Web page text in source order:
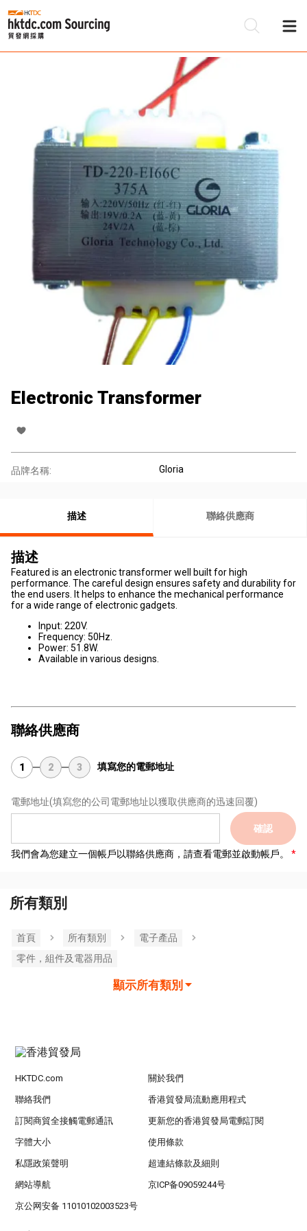
Electronic Transformer
品牌名稱: Gloria
描述 聯絡供應商
描述
Featured is an electronic transformer well built for high
performance. The careful design ensures safety and durability for
the end users. It helps to enhance the mechanical performance
for a wide range of electronic gadgets.
Input: 220V.
Frequency: 50Hz.
Power: 51.8W.
Available in various designs.
聯絡供應商
1 2 3 填寫您的電郵地址
電郵地址(填寫您的公司電郵地址以獲取供應商的迅速回覆)
確認
我們會為您建立一個帳戶以聯絡供應商，請查看電郵並啟動帳戶。
所有類別
首頁 所有類別
電子產品
零件，組件及電器用品
顯示所有類別
HKTDC.com 關於我們
聯絡我們 香港貿發局流動應用程式
訂閱商貿全接觸電郵通訊 更新您的香港貿發局電郵訂閱
字體大小 使用條款
私隱政策聲明 超連結條款及細則
網站導航 京ICP备09059244号
京公网安备 11010102003523号